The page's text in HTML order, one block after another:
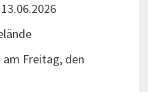
Freitag, den